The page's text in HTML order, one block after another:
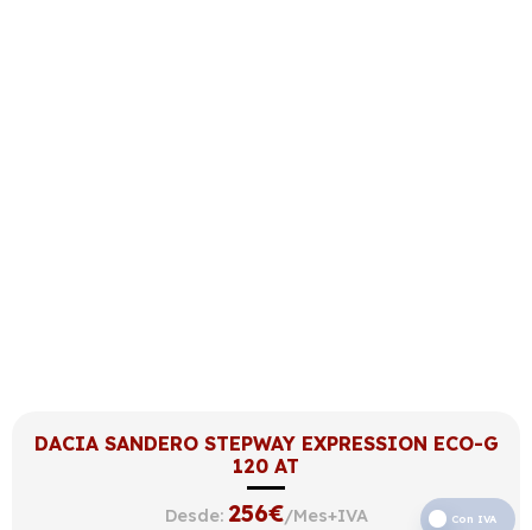
DACIA SANDERO STEPWAY EXPRESSION ECO-G
120 AT
Desde: 256€/Mes+IVA Con IVA